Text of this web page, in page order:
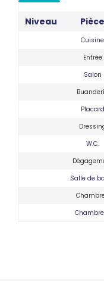
Niveau Pièce
Cuisine
Entrée
Salon
Placard
W.C.
Salle de